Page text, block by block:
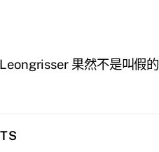
果然不是叫假的